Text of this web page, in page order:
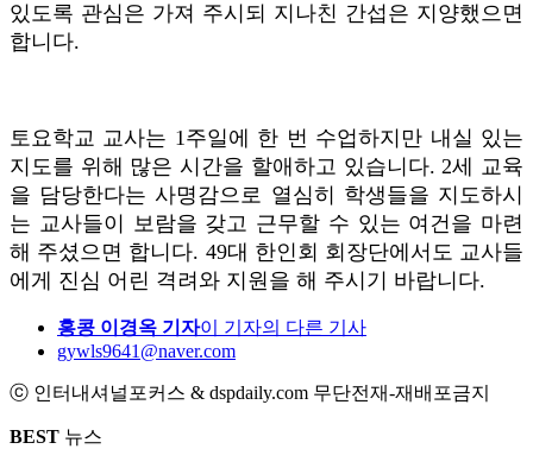
있도록 관심은 가져 주시되 지나친 간섭은 지양했으면
합니다.
토요학교 교사는 1주일에 한 번 수업하지만 내실 있는
지도를 위해 많은 시간을 할애하고 있습니다. 2세 교육
을 담당한다는 사명감으로 열심히 학생들을 지도하시
는 교사들이 보람을 갖고 근무할 수 있는 여건을 마련
해 주셨으면 합니다. 49대 한인회 회장단에서도 교사들
에게 진심 어린 격려와 지원을 해 주시기 바랍니다.
홍콩 이경옥 기자이 기자의 다른 기사
gywls9641@naver.com
ⓒ 인터내셔널포커스 & dspdaily.com 무단전재-재배포금지
BEST 뉴스